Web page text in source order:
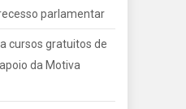
parlamentar
cursos gratuitos de
da Motiva